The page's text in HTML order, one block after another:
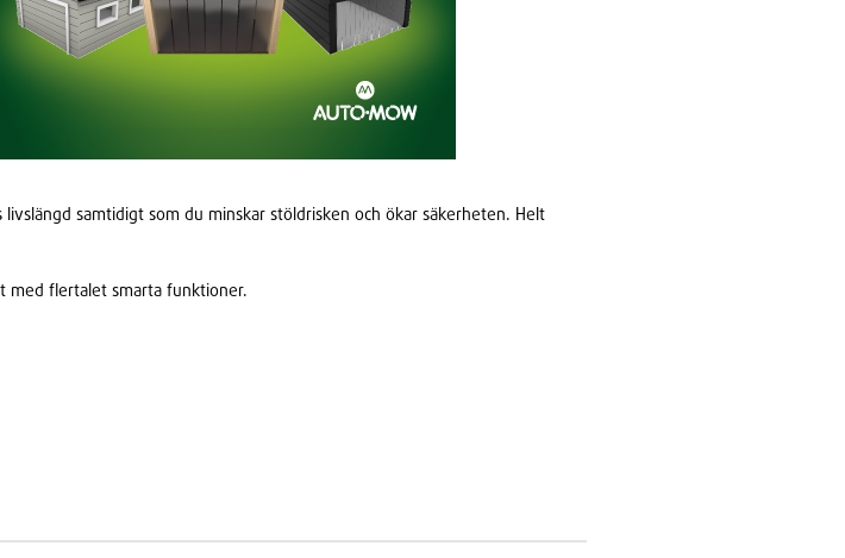
samtidigt som du minskar stöldrisken och ökar säkerheten. Helt
med flertalet smarta funktioner.